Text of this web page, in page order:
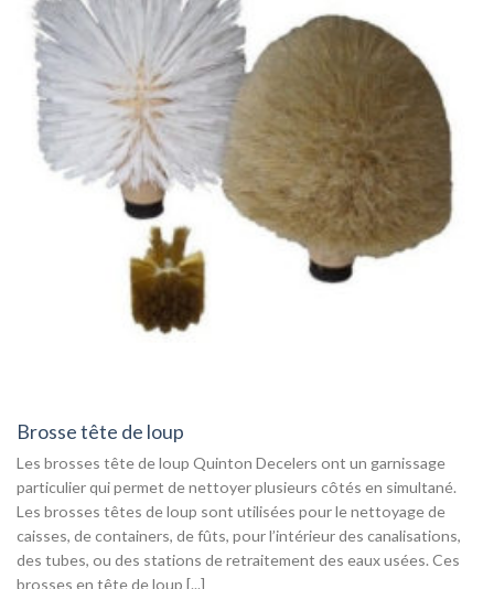
Brosse tête de loup
Les brosses tête de loup Quinton Decelers ont un garnissage
particulier qui permet de nettoyer plusieurs côtés en simultané.
Les brosses têtes de loup sont utilisées pour le nettoyage de
caisses, de containers, de fûts, pour l’intérieur des canalisations,
des tubes, ou des stations de retraitement des eaux usées. Ces
brosses en tête de loup [...]